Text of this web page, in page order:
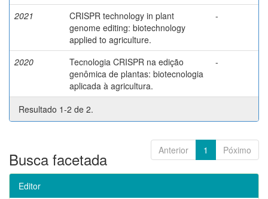
2021
CRISPR technology in plant
genome editing: biotechnology
applied to agriculture.
-
2020
Tecnologia CRISPR na edição
genômica de plantas: biotecnologia
aplicada à agricultura.
-
Resultado 1-2 de 2.
Anterior 1 Póximo
Busca facetada
Editor